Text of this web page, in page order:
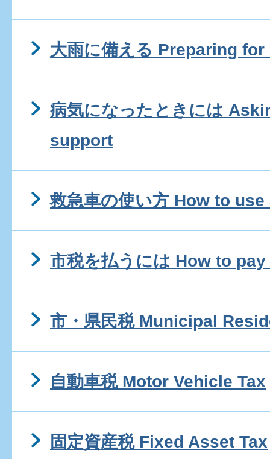
大雨に備える Preparing
病気になったときには
support
救急車の使い方 How to
市税を払うには How to
市・県民税 Municipal
自動車税 Motor Vehicle Tax
固定資産税 Fixed Asset Tax